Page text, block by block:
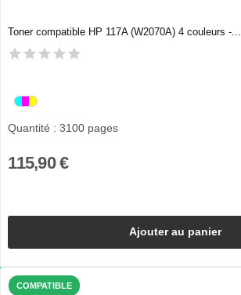
Toner compatible HP 117A (W2070A) 4 couleurs -...
Quantité : 3100 pages
115,90 €
Ajouter au panier
COMPATIBLE